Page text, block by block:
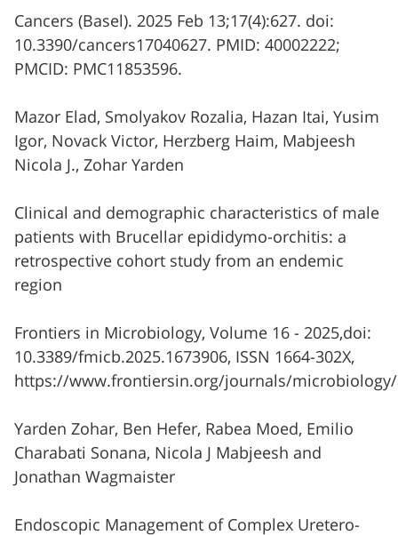
Cancers (Basel). 2025 Feb 13;17(4):627. doi:
10.3390/cancers17040627. PMID: 40002222;
PMCID: PMC11853596.
Mazor Elad, Smolyakov Rozalia, Hazan Itai, Yusim
Igor, Novack Victor, Herzberg Haim, Mabjeesh
Nicola J., Zohar Yarden
Clinical and demographic characteristics of male
patients with Brucellar epididymo-orchitis: a
retrospective cohort study from an endemic
region
Frontiers in Microbiology, Volume 16 - 2025,doi:
10.3389/fmicb.2025.1673906, ISSN 1664-302X,
https://www.frontiersin.org/journals/microbiology/
Yarden Zohar, Ben Hefer, Rabea Moed, Emilio
Charabati Sonana, Nicola J Mabjeesh and
Jonathan Wagmaister
Endoscopic Management of Complex Uretero-